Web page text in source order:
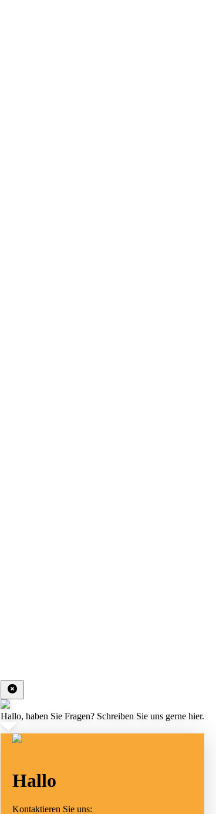
Hallo, haben Sie Fragen? Schreiben Sie uns gerne hier.
Hallo
Kontaktieren Sie uns: